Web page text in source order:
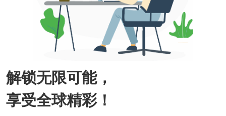
解锁无限可能，
享受全球精彩！